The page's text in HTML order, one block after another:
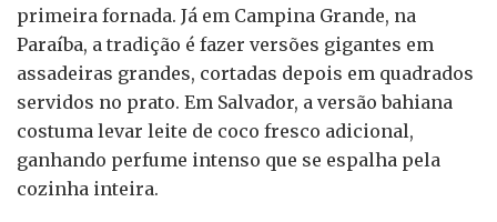
primeira fornada. Já em Campina Grande, na
Paraíba, a tradição é fazer versões gigantes em
assadeiras grandes, cortadas depois em quadrados
servidos no prato. Em Salvador, a versão bahiana
costuma levar leite de coco fresco adicional,
ganhando perfume intenso que se espalha pela
cozinha inteira.